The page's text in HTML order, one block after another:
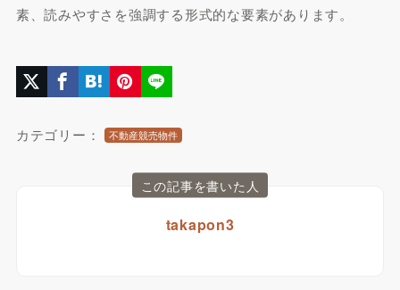
素、読みやすさを強調する形式的な要素があります。
カテゴリー： 不動産競売物件
この記事を書いた人
takapon3